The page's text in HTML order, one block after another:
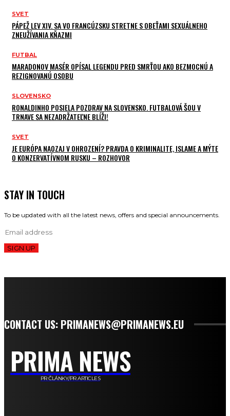
SVET
PÁPEŽ LEV XIV. SA VO FRANCÚZSKU STRETNE S OBEŤAMI SEXUÁLNEHO
ZNEUŽÍVANIA KŇAZMI
FUTBAL
MARADONOV MASÉR OPÍSAL LEGENDU PRED SMRŤOU AKO BEZMOCNÚ A
REZIGNOVANÚ OSOBU
SLOVENSKO
RONALDINHO POSIELA POZDRAV NA SLOVENSKO. FUTBALOVÁ ŠOU V
TRNAVE SA NEZADRŽATEĽNE BLÍŽI!
SVET
JE EURÓPA NAOZAJ V OHROZENÍ? PRAVDA O KRIMINALITE, ISLAME A MÝTE
O KONZERVATÍVNOM RUSKU – ROZHOVOR
STAY IN TOUCH
To be updated with all the latest news, offers and special announcements.
SIGN UP
CONTACT US: PRIMANEWS@PRIMANEWS.EU
PRIMA NEWS
PR ČLÁNKY/PR ARTICLES